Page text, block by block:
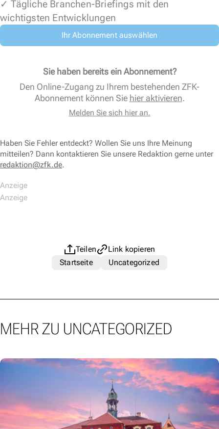
✓ Tägliche Branchen-Briefings mit den
wichtigsten Entwicklungen
Ihr Abonnement auswählen
Sie haben bereits ein Abonnement?
Den Online-Zugang zu Ihrem bestehenden ZFK-
Abonnement können Sie hier aktivieren.
Melden Sie sich hier an.
Haben Sie Fehler entdeckt? Wollen Sie uns Ihre Meinung
mitteilen? Dann kontaktieren Sie unsere Redaktion gerne unter
redaktion@zfk.de.
Teilen
Link kopieren
Startseite
Uncategorized
MEHR ZU UNCATEGORIZED